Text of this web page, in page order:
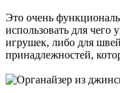
Это очень
использовать для чего
игрушек, либо для
принадлежностей,